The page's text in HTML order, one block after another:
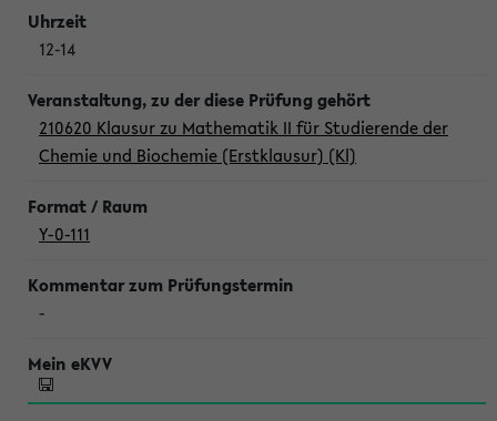
12-14
210620 Klausur zu Mathematik II für Studierende der
Chemie und Biochemie (Erstklausur) (Kl)
Y-0-111
-